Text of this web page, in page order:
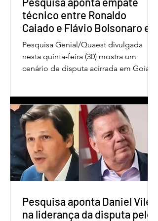
técnico entre Ronaldo
Caiado e Flávio Bolsonaro em
Goiás
Pesquisa Genial/Quaest divulgada
nesta quinta-feira (30) mostra um
cenário de disputa acirrada em Goiás
aparece com 33% das intenções de
voto no primeiro turno, seguido pelo
senador Flávio Bolsonaro (PL), com
27%. Considerando a margem de erro
de três pontos percentuais, os dois
estão em empate técnico. Na terceira
colocação está o presidente Luiz
intenções de voto. Os
Pesquisa aponta Daniel Vilela
na liderança da disputa pelo